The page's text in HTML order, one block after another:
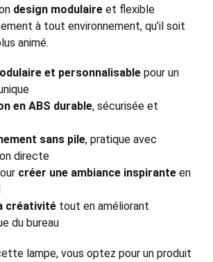
design modulaire et flexible
à tout environnement, qu’il soit
animé.
et personnalisable pour un
en ABS durable, sécurisée et
sans pile, pratique avec
directe
créer une ambiance inspirante en
créativité tout en améliorant
du bureau
lampe, vous optez pour un produit